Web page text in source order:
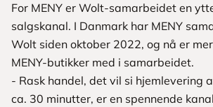
For MENY er Wolt-samarbeidet en
salgskanal. I Danmark har MENY
Wolt siden oktober 2022, og nå er
MENY-butikker med i samarbeidet.
- Rask handel, det vil si hjemlevering
ca. 30 minutter, er en spennende